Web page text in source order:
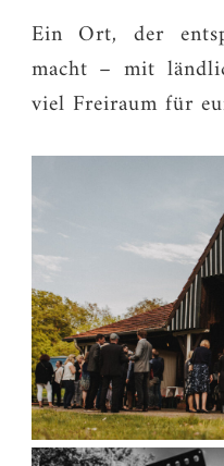
Ein Ort, der
macht – mit
viel Freiraum für